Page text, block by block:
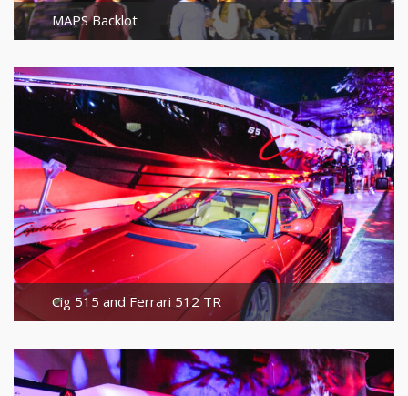
MAPS Backlot
Cig 515 and Ferrari 512 TR